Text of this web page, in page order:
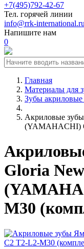
+7(495)792-42-67
Тел. горячей линии
info@rrk-international.ru
Напишите нам
0
Главная
Материалы для
Зубы
Акриловые
(YAMAHACHI)
Gloria
M30